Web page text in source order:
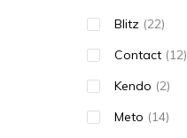
Blitz (22)
Contact (12)
Kendo (2)
Meto (14)